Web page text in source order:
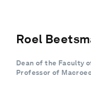
Roel
Dean of the Faculty
Professor of